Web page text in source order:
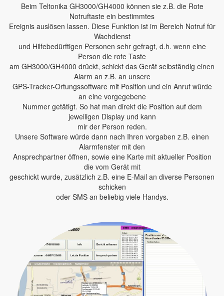
Beim Teltonika GH3000/GH4000 können sie z.B. die Rote
Notruftaste ein bestimmtes
Ereignis auslösen lassen. Diese Funktion ist im Bereich Notruf für
Wachdienst
und Hilfebedürftigen Personen sehr gefragt, d.h. wenn eine
Person die rote Taste
am GH3000/GH4000 drückt, schickt das Gerät selbständig einen
Alarm an z.B. an unsere
GPS-Tracker-Ortungssoftware mit Position und ein Anruf würde
an eine vorgegebene
Nummer getätigt. So hat man direkt die Position auf dem
jeweiligen Display und kann
mir der Person reden.
Unsere Software würde dann nach Ihren vorgaben z.B. einen
Alarmfenster mit den
Ansprechpartner öffnen, sowie eine Karte mit aktueller Position
die vom Gerät mit
geschickt wurde, zusätzlich z.B. eine E-Mail an diverse Personen
schicken
oder SMS an beliebig viele Handys.